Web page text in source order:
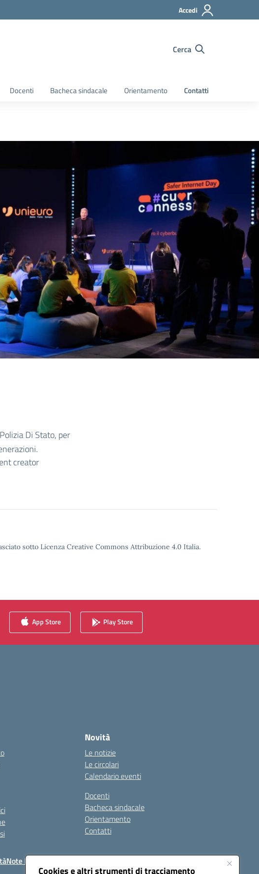
Cookies e altri strumenti di tracciamento
Accedi
Cerca
Docenti Bacheca sindacale Orientamento Contatti
Di Stato, per
creator
sotto Licenza Creative Commons Attribuzione 4.0 Italia.
App Store Play Store
Novità
Le notizie
Le circolari
Calendario eventi
Docenti
Bacheca sindacale
Orientamento
Contatti
Note legali